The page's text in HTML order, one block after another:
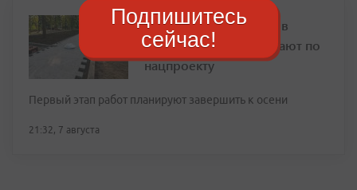
Парк Дома офицеров в
Уссурийске преображают по
нацпроекту
Первый этап работ планируют завершить к осени
21:32, 7 августа
Подпишитесь
сейчас!